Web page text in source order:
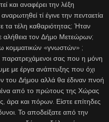
και αναφέρει την λέξη
τί έγινε την πενταετία
τα τέλη καθαριότητας; Ήταν
αλήθεια τον Δήμο Μετεώρων;
κομματικών «γνωστών» ;
παρατρεχάμενοι σας που η μόνη
με έργα ανάπτυξης που όχι
του Δήμου αλλά θα έδιναν πνοή
ένα από το πρώτους της Χώρας
άρα και πόρων. Είστε επίτηδες
Το αποδείξατε από την